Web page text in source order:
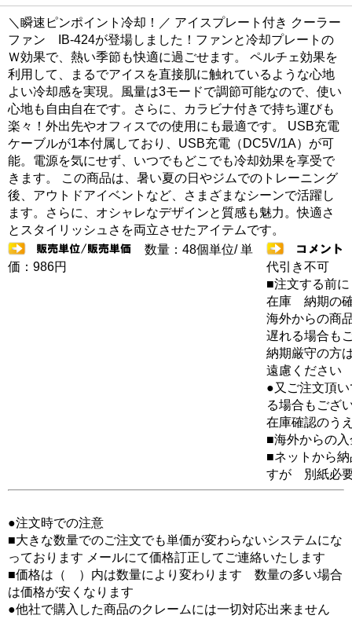
＼瞬速ピンポイント冷却！／ アイスプレート付き クーラー
ファン IB-424が登場しました！ファンと冷却プレートの
Ｗ効果で、熱い季節も快適に過ごせます。 ペルチェ効果を
利用して、まるでアイスを直接肌に触れているような心地
よい冷却感を実現。風量は3モードで調節可能なので、使い
心地も自由自在です。さらに、カラビナ付きで持ち運びも
楽々！外出先やオフィスでの使用にも最適です。 USB充電
ケーブルが1本付属しており、USB充電（DC5V/1A）が可
能。電源を気にせず、いつでもどこでも冷却効果を享受で
きます。 この商品は、暑い夏の日やジムでのトレーニング
後、アウトドアイベントなど、さまざまなシーンで活躍し
ます。さらに、オシャレなデザインと質感も魅力。快適さ
とスタイリッシュさを両立させたアイテムです。
数量：48個単位/ 単
価：986円
代引き不可
■注文する前に
在庫 納期の
海外からの商
遅れる場合も
納期厳守の方
遠慮ください
●又ご注文頂
る場合もござ
在庫確認のう
■海外からの
■ネットから
すが 別紙必
●注文時での注意
■大きな数量でのご注文でも単価が変わらないシステムにな
っております メールにて価格訂正してご連絡いたします
■価格は（ ）内は数量により変わります 数量の多い場合
は価格が安くなります
●他社で購入した商品のクレームには一切対応出来ません